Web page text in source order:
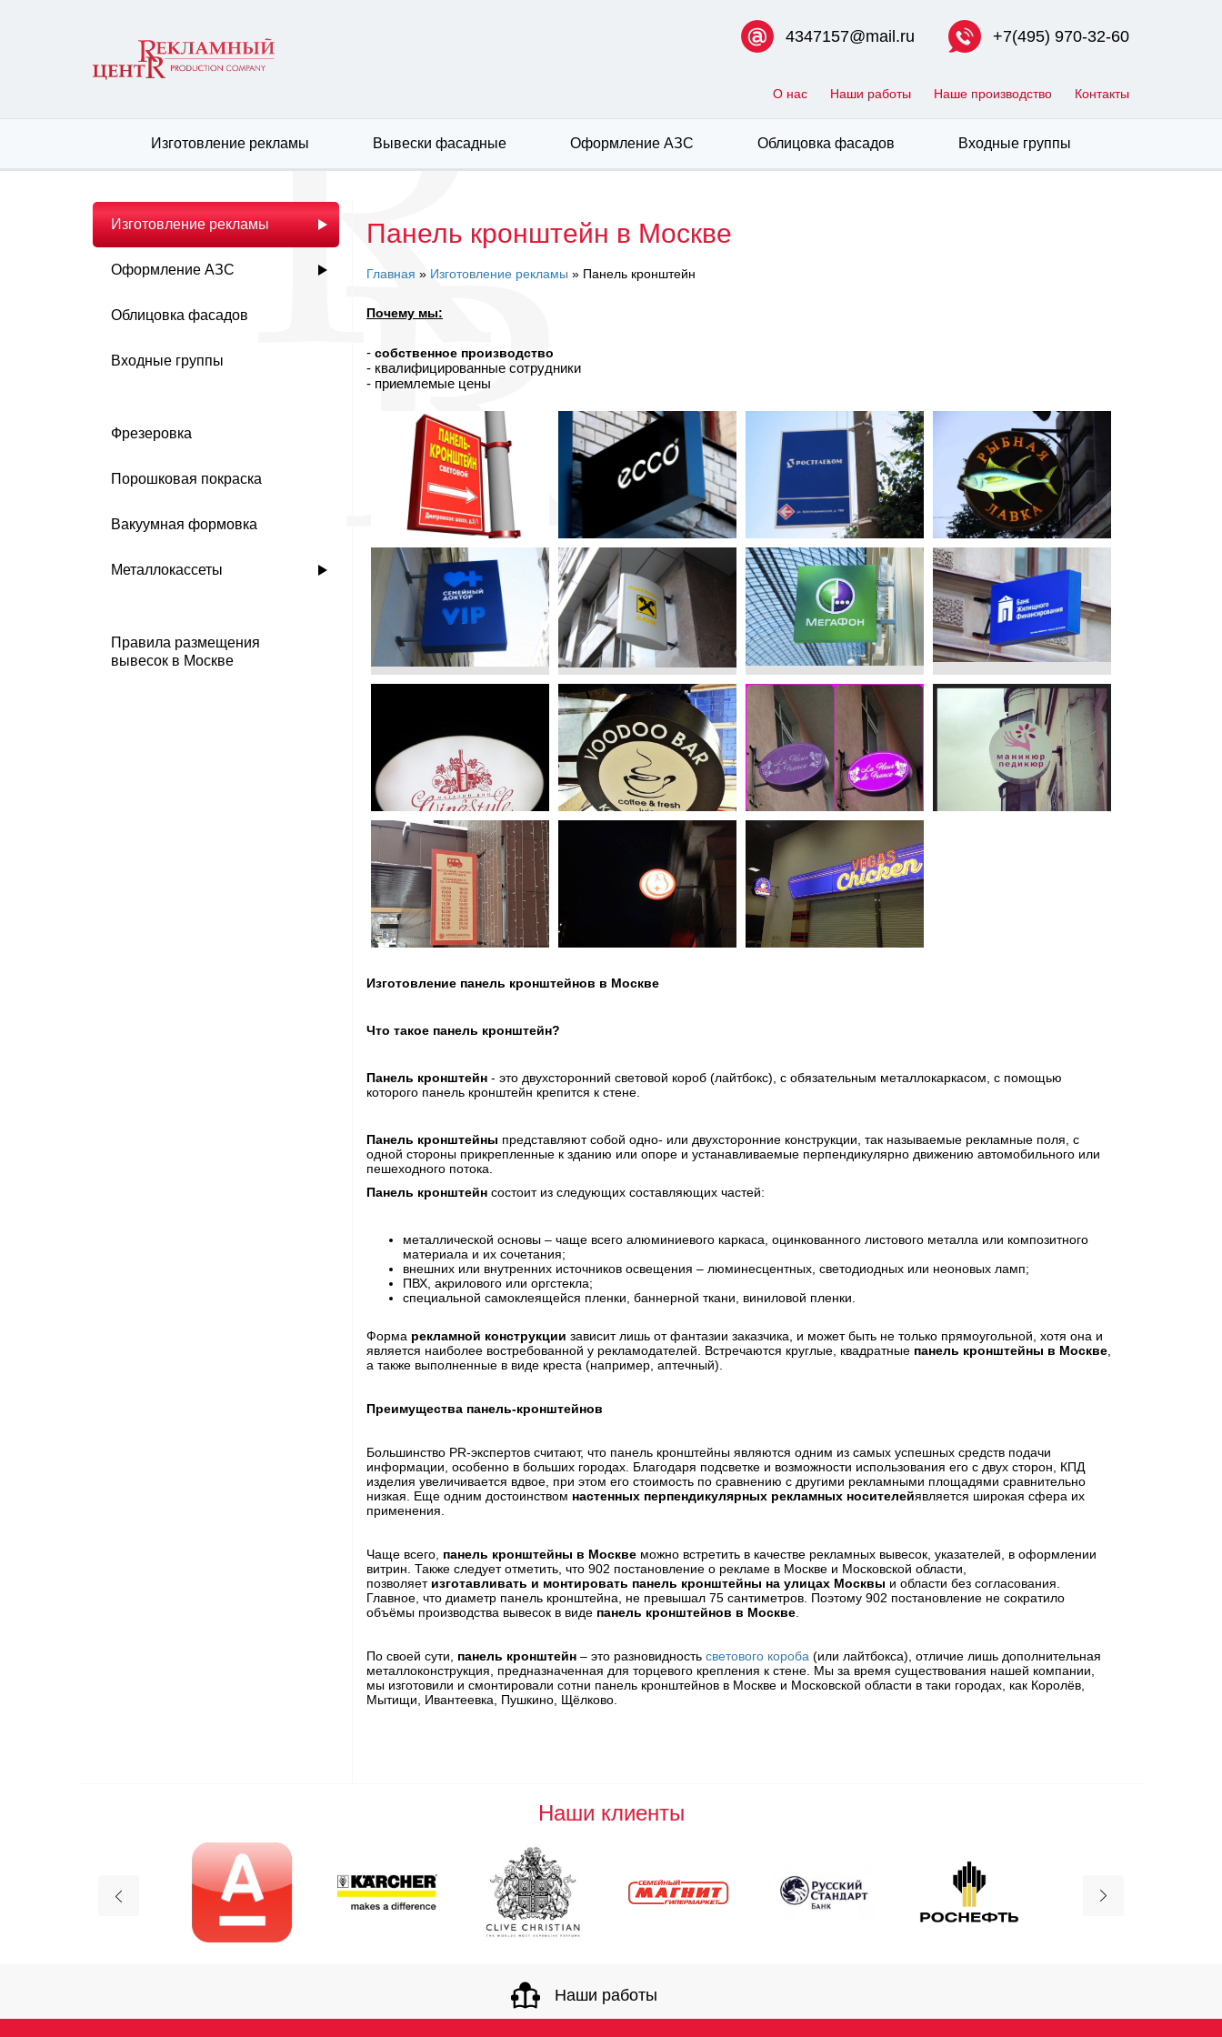
4347157@mail.ru +7(495) 970-32-60
О нас Наши работы Наше производство Контакты
Изготовление рекламы Вывески фасадные Оформление АЗС Облицовка фасадов Входные группы
Изготовление рекламы
Оформление АЗС
Облицовка фасадов
Входные группы
Фрезеровка
Порошковая покраска
Вакуумная формовка
Металлокассеты
Правила размещения
вывесок в Москве
Панель кронштейн в Москве
Главная » Изготовление рекламы » Панель кронштейн
Почему мы:
- собственное производство
- квалифицированные сотрудники
- приемлемые цены
Изготовление панель кронштейнов в Москве
Что такое панель кронштейн?
Панель кронштейн - это двухсторонний световой короб (лайтбокс), с обязательным металлокаркасом, с помощью
которого панель кронштейн крепится к стене.
Панель кронштейны представляют собой одно- или двухсторонние конструкции, так называемые рекламные поля, с
одной стороны прикрепленные к зданию или опоре и устанавливаемые перпендикулярно движению автомобильного или
пешеходного потока.
Панель кронштейн состоит из следующих составляющих частей:
металлической основы – чаще всего алюминиевого каркаса, оцинкованного листового металла или композитного
материала и их сочетания;
внешних или внутренних источников освещения – люминесцентных, светодиодных или неоновых ламп;
ПВХ, акрилового или оргстекла;
специальной самоклеящейся пленки, баннерной ткани, виниловой пленки.
Форма рекламной конструкции зависит лишь от фантазии заказчика, и может быть не только прямоугольной, хотя она и
является наиболее востребованной у рекламодателей. Встречаются круглые, квадратные панель кронштейны в Москве
а также выполненные в виде креста (например, аптечный).
Преимущества панель-кронштейнов
Большинство PR-экспертов считают, что панель кронштейны являются одним из самых успешных средств подачи
информации, особенно в больших городах. Благодаря подсветке и возможности использования его с двух сторон, КПД
изделия увеличивается вдвое, при этом его стоимость по сравнению с другими рекламными площадями сравнительно
низкая. Еще одним достоинством настенных перпендикулярных рекламных носителейявляется широкая сфера их
применения.
Чаще всего, панель кронштейны в Москве можно встретить в качестве рекламных вывесок, указателей, в оформлении
витрин. Также следует отметить, что 902 постановление о рекламе в Москве и Московской области,
позволяет изготавливать и монтировать панель кронштейны на улицах Москвы и области без согласования.
Главное, что диаметр панель кронштейна, не превышал 75 сантиметров. Поэтому 902 постановление не сократило
объёмы производства вывесок в виде панель кронштейнов в Москве
По своей сути, панель кронштейн – это разновидность светового короба (или лайтбокса), отличие лишь дополнительная
металлоконструкция, предназначенная для торцевого крепления к стене. Мы за время существования нашей компании,
мы изготовили и смонтировали сотни панель кронштейнов в Москве и Московской области в таки городах, как Королёв,
Мытищи, Ивантеевка, Пушкино, Щёлково.
Наши клиенты
Наши работы